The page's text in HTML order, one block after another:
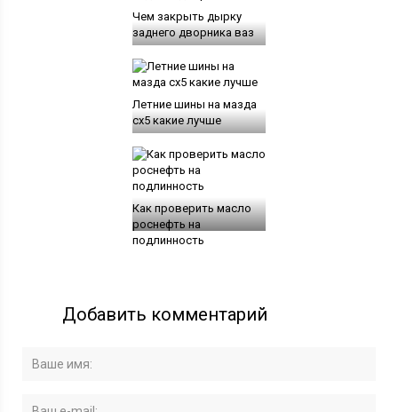
Чем закрыть дырку
заднего дворника ваз
Летние шины на мазда
сх5 какие лучше
Как проверить масло
роснефть на
подлинность
Добавить комментарий